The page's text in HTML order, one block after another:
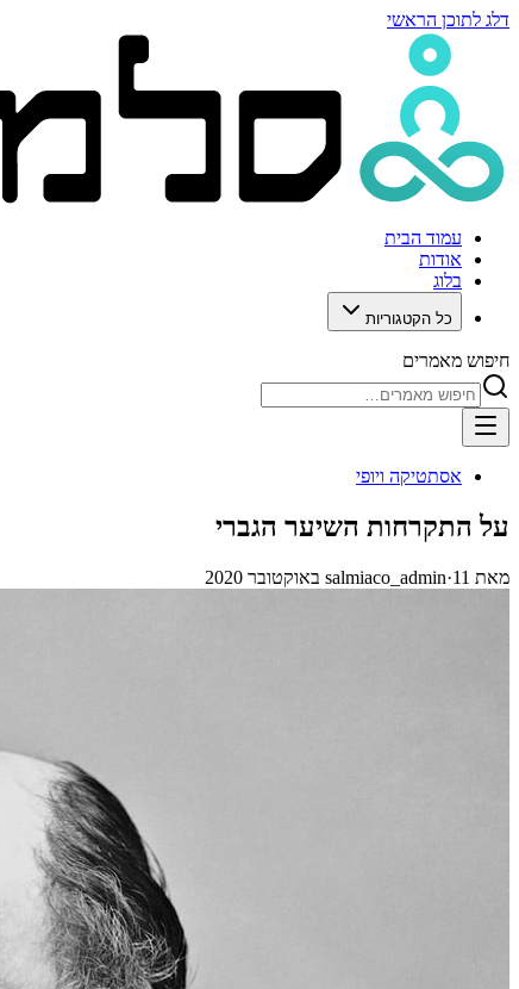
דלג לתוכן הראשי
עמוד הבית
אודות
בלוג
כל הקטגוריות
חיפוש מאמרים
אסתטיקה ויופי
על התקרחות השיער הגברי
מאת salmiaco_admin·11 באוקטובר 2020